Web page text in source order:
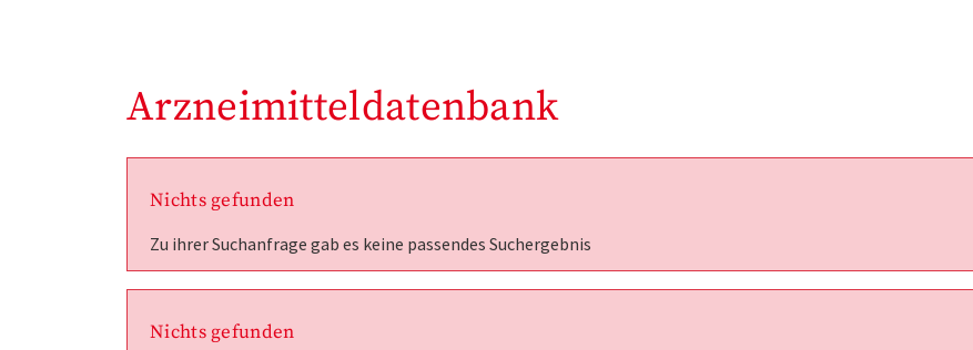
Arzneimitteldatenbank
Nichts gefunden
Zu ihrer Suchanfrage gab es keine passendes Suchergebnis
Nichts gefunden